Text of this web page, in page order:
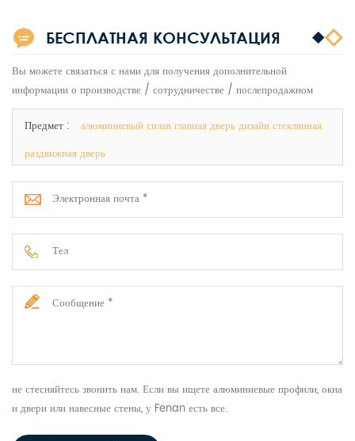
БЕСПЛАТНАЯ КОНСУЛЬТАЦИЯ
Вы можете связаться с нами для получения дополнительной
информации о производстве / сотрудничестве / послепродажном
обслуживании
Предмет :
алюминиевый сплав главная дверь дизайн стеклянная
раздвижная дверь
не стесняйтесь звонить нам. Если вы ищете алюминиевые профили, окна
и двери или навесные стены, у Fenan есть все.